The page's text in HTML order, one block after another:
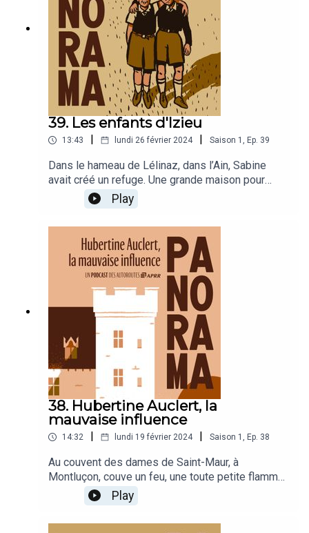
39. Les enfants d'Izieu
13:43 | lundi 26 février 2024 | Saison 1 , Ep. 39
Dans le hameau de Lélinaz, dans l’Ain, Sabine
avait créé un refuge. Une grande maison pour
accueillir des groupes d’enfants, avec son
compagnon Miron. Une colonie rurale, connue de
tous. Des décennies plus tard, son émotion est
toujours intacte face à l’horreur, à l’absurdité.
Play
38. Hubertine Auclert, la
mauvaise influence
14:32 lundi 19 février 2024 Saison 1 , Ep. 38
Au couvent des dames de Saint-Maur, à
Montluçon, couve un feu, une toute petite flamme
qui deviendra un jour un brasier. Hubertine Auclert,
figure féministe de sa génération, pionnière dont
se revendiquent encore les militantes
Play